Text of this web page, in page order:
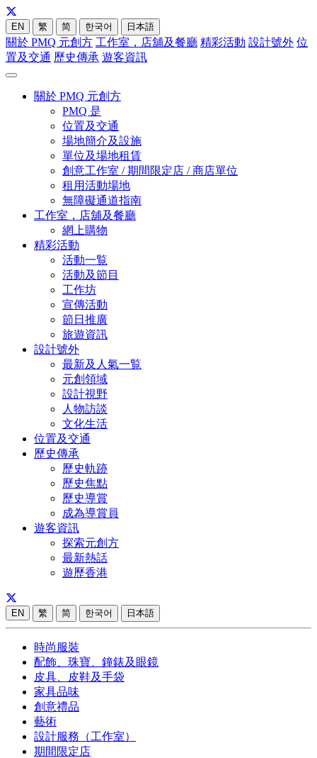
EN 繁 简 한국어 日本語
關於 PMQ 元創方 工作室，店舖及餐廳 精彩活動 設計號外 位
置及交通 歷史傳承 遊客資訊
關於 PMQ 元創方
PMQ 是
位置及交通
場地簡介及設施
單位及場地租賃
創意工作室 / 期間限定店 / 商店單位
租用活動場地
無障礙通道指南
工作室，店舖及餐廳
網上購物
精彩活動
活動一覧
活動及節目
工作坊
宣傳活動
節日推廣
旅遊資訊
設計號外
最新及人氣一覧
元創領域
設計視野
人物訪談
文化生活
位置及交通
歷史傳承
歷史軌跡
歷史焦點
歷史導賞
成為導賞員
遊客資訊
探索元創方
最新熱話
遊歷香港
EN 繁 简 한국어 日本語
時尚服裝
配飾、珠寶、鐘錶及眼鏡
皮具、皮鞋及手袋
家具品味
創意禮品
藝術
設計服務（工作室）
期間限定店